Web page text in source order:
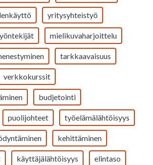
yritysyhteistyö
mielikuvaharjoittelu
tarkkaavaisuus
verkkokurssit
budjetointi
puolijohteet työelämälähtöisyys
kehittäminen
käyttäjälähtöisyys elintaso